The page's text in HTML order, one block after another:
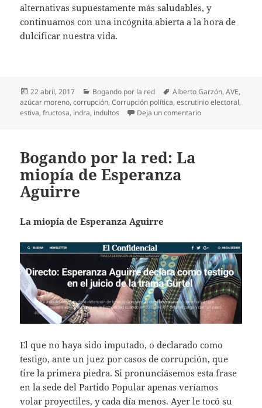
alternativas supuestamente más saludables, y
continuamos con una incógnita abierta a la hora de
dulcificar nuestra vida.
Publicado
el
22 abril, 2017 Categorías
Bogando por la red Etiquetas
Alberto Garzón,AVE,
azúcar moreno,corrupción,Corrupción política,escrutinio electoral,
estiva,fructosa, indra, indultos Deja un comentarioen Bogando por
Bogando por la red: La
miopía de Esperanza
Aguirre
La miopía de Esperanza Aguirre
El que no haya sido imputado, o declarado como
testigo, ante un juez por casos de corrupción, que
tire la primera piedra. Si pronunciásemos esta frase
en la sede del Partido Popular apenas veríamos
volar proyectiles, y cada día menos. Ayer le tocó su